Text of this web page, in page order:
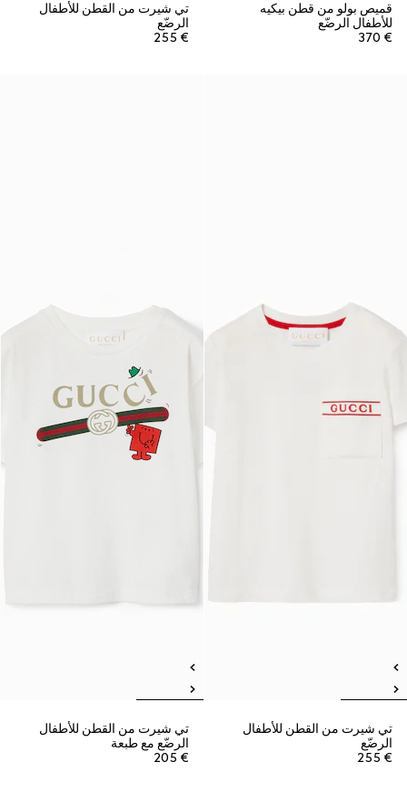
قميص بولو من قطن بيكيه
للأطفال الرضّع
€ 370
تي شيرت من القطن للأطفال
الرضّع
€ 255
تي شيرت من القطن للأطفال
الرضّع
€ 255
تي شيرت من القطن للأطفال
الرضّع مع طبعة
€ 205